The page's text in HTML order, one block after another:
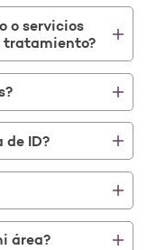
o servicios
tratamiento?
de ID?
área?